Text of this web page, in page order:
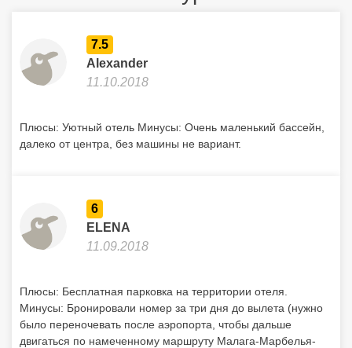
7.5
Alexander
11.10.2018
Плюсы: Уютный отель Минусы: Очень маленький бассейн,
далеко от центра, без машины не вариант.
6
ELENA
11.09.2018
Плюсы: Бесплатная парковка на территории отеля.
Минусы: Бронировали номер за три дня до вылета (нужно
было переночевать после аэропорта, чтобы дальше
двигаться по намеченному маршруту Малага-Марбелья-